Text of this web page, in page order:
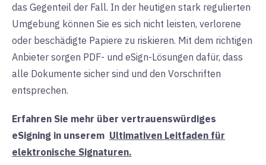
das Gegenteil der Fall. In der heutigen stark regulierten
Umgebung können Sie es sich nicht leisten, verlorene
oder beschädigte Papiere zu riskieren. Mit dem richtigen
Anbieter sorgen PDF- und eSign-Lösungen dafür, dass
alle Dokumente sicher sind und den Vorschriften
entsprechen.
Erfahren Sie mehr über vertrauenswürdiges
eSigning in unserem Ultimativen Leitfaden für
elektronische Signaturen.